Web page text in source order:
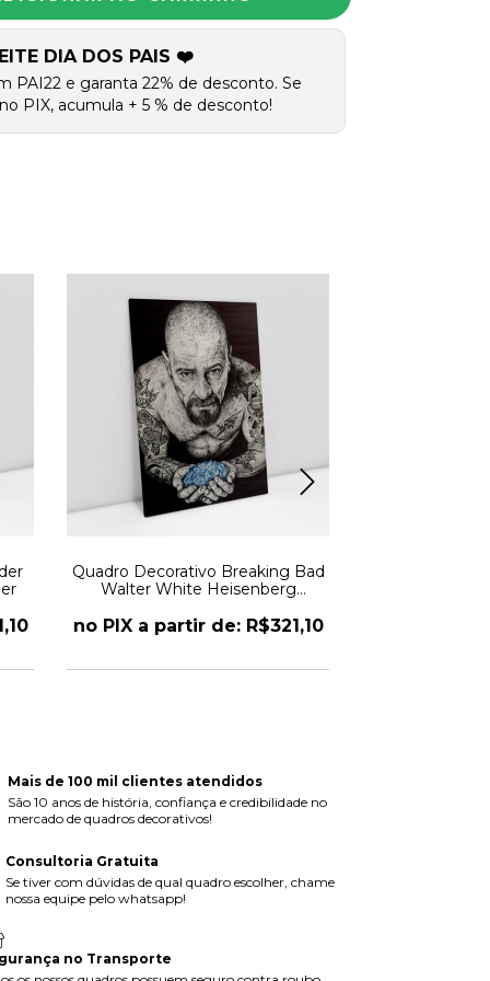
DIA DOS PAIS ❤️
PAI22 e garanta 22% de desconto. Se
PIX, acumula + 5 % de desconto!
Quadro Decorativo Breaking Bad
Walter White Heisenberg
no PIX a partir de: R$321,10
Mais de 100 mil clientes atendidos
São 10 anos de história, confiança e credibilidade no
mercado de quadros decorativos!
Consultoria Gratuita
Se tiver com dúvidas de qual quadro escolher, chame
nossa equipe pelo whatsapp!
no Transporte